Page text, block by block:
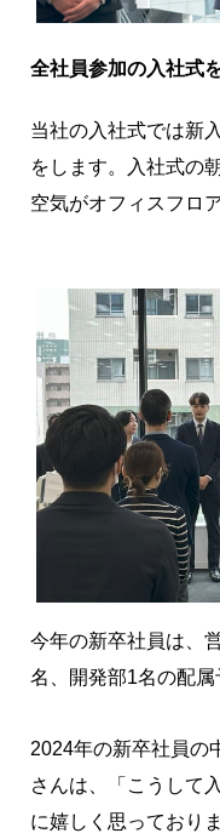
全社員参加の入社式
当社の入社式では新
をします。入社式の
空気がオフィスフロ
今年の新卒社員は、
名、開発部1名の配属
2024年の新卒社員の
さんは、「こうして
に嬉しく思っており